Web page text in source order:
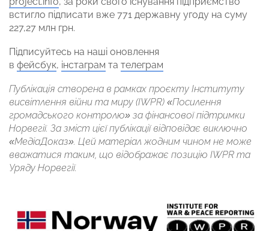
встигло підписати вже 771 державну угоду на суму
227,27 млн грн.
Підписуйтесь на наші оновлення
в фейсбук, інстаграм та телеграм
Публікація створена в рамках проєкту Інституту
висвітлення війни та миру (IWPR) «Посилення
громадського контролю» за фінансової підтримки
Норвегії. За зміст цієї публікації відповідає виключно
«МедіаДоказ». Цей матеріал жодним чином не може
вважатися таким, що відображає позицію IWPR та
Уряду Норвегії.